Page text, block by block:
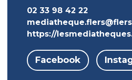
02 33 98 42 22
https://
Facebook